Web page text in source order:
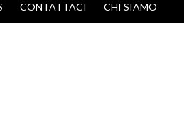
CONTATTACI CHI SIAMO